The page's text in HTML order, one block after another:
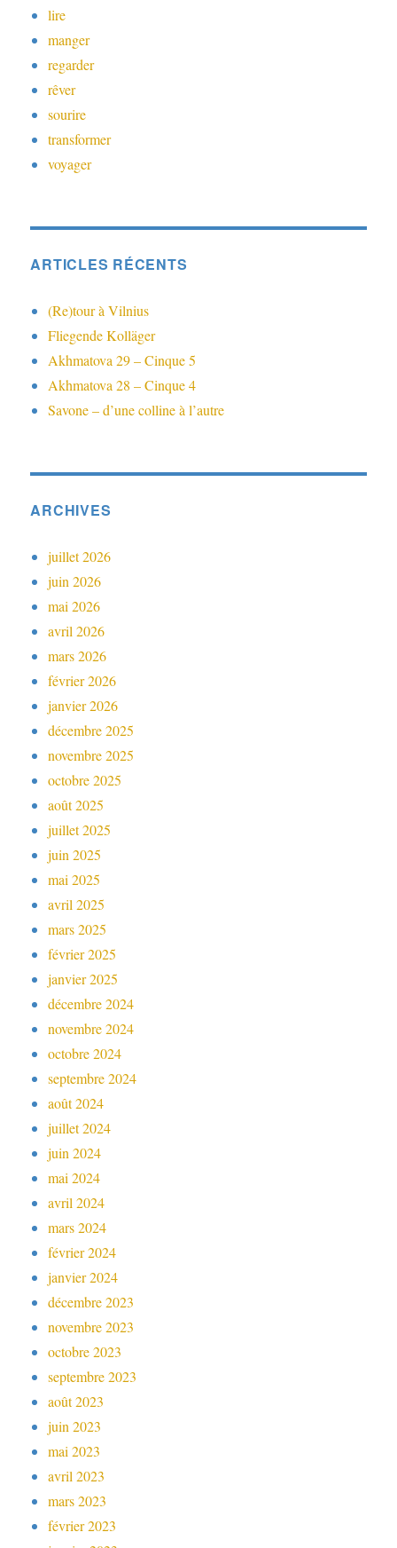
lire
manger
regarder
rêver
sourire
transformer
voyager
ARTICLES RÉCENTS
(Re)tour à Vilnius
Fliegende Kolläger
Akhmatova 29 – Cinque 5
Akhmatova 28 – Cinque 4
Savone – d’une colline à l’autre
ARCHIVES
juillet 2026
juin 2026
mai 2026
avril 2026
mars 2026
février 2026
janvier 2026
décembre 2025
novembre 2025
octobre 2025
août 2025
juillet 2025
juin 2025
mai 2025
avril 2025
mars 2025
février 2025
janvier 2025
décembre 2024
novembre 2024
octobre 2024
septembre 2024
août 2024
juillet 2024
juin 2024
mai 2024
avril 2024
mars 2024
février 2024
janvier 2024
décembre 2023
novembre 2023
octobre 2023
septembre 2023
août 2023
juin 2023
mai 2023
avril 2023
mars 2023
février 2023